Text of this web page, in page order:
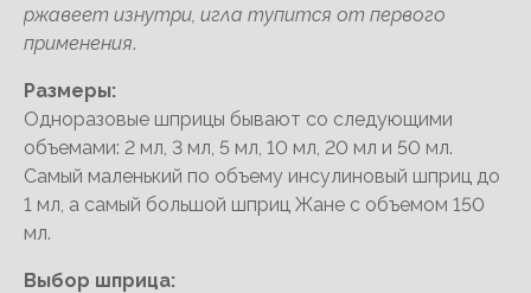
ржавеет изнутри, игла тупится от первого
применения.
Размеры:
Одноразовые шприцы бывают со следующими
объемами: 2 мл, 3 мл, 5 мл, 10 мл, 20 мл и 50 мл.
Самый маленький по объему инсулиновый шприц до
1 мл, а самый большой шприц Жане с объемом 150
мл.
Выбор шприца: